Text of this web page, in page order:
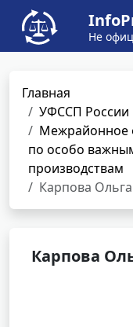
Не
Главная
УФССП России
Межрайонное
по особо
производствам
Карпова
Карпова